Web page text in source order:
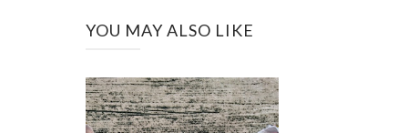
YOU MAY ALSO LIKE